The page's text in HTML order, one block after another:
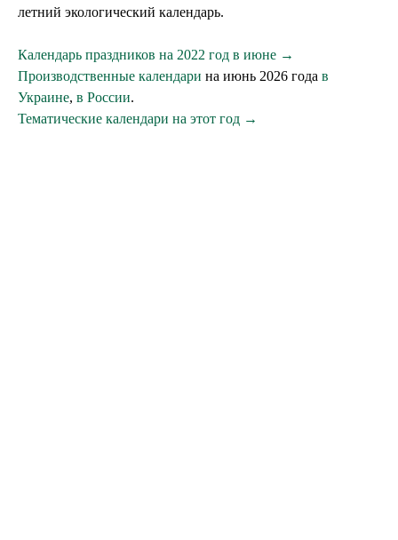
летний экологический календарь.
Календарь праздников на 2022 год в июне →
Производственные календари на июнь 2026 года в
Украине, в России.
Тематические календари на этот год →